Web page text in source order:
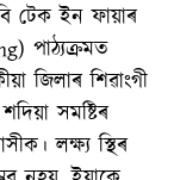
টেক ইন ফায়াৰ
পাঠ্যক্ৰমত
জিলাৰ শিৱাংগী
সমষ্টিৰ
লক্ষ্য স্থিৰ